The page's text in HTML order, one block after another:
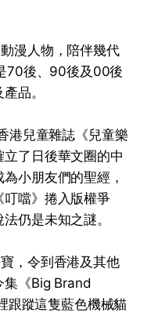
漫人物，陪伴幾代
70後、90後及00後
品。
港兒童雜誌《兒童樂
了日後華文圈的中
小朋友們的聖經，
叮噹》捲入版權爭
仍是未知之謎。
，令到香港及其他
集《Big Brand
跟蹤這隻藍色機械貓